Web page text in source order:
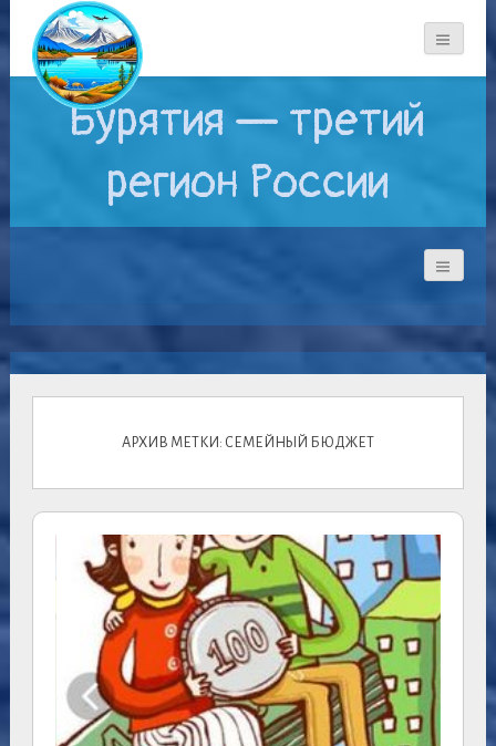
Бурятия — третий
регион России
АРХИВ МЕТКИ: СЕМЕЙНЫЙ БЮДЖЕТ